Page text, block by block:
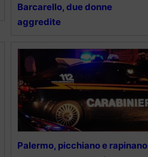
Barcarello, due donne
aggredite
Palermo, picchiano e rapinano